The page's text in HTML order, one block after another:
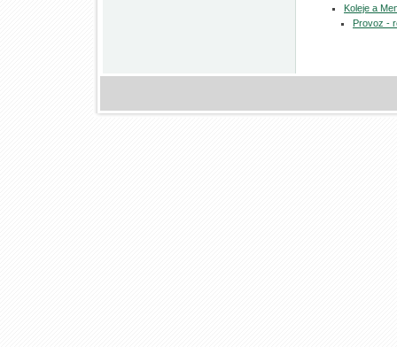
Koleje a
Provoz -